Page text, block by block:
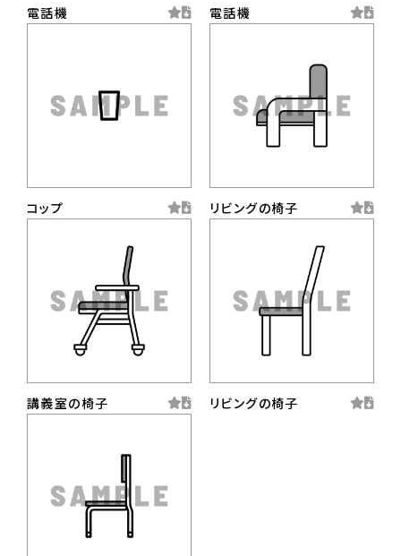
電話機 電話機
コップ リビングの椅子
講義室の椅子 リビングの椅子